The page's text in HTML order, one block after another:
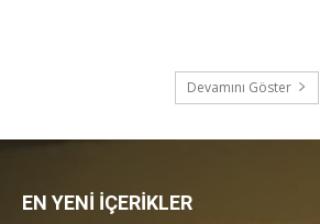
Devamını Göster
EN YENİ İÇERİKLER